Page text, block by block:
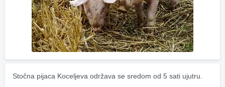
Stočna pijaca Koceljeva održava se sredom od 5 sati ujutru.